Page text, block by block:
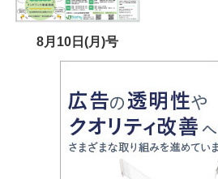
8月10日(月)号